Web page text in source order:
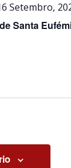
Santa
Setembro,